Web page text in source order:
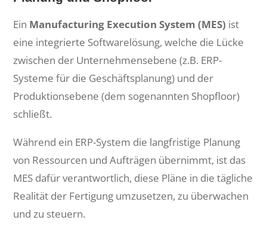
Ein Manufacturing Execution System (MES) ist
eine integrierte Softwarelösung, welche die Lücke
zwischen der Unternehmensebene (z.B. ERP-
Systeme für die Geschäftsplanung) und der
Produktionsebene (dem sogenannten Shopfloor)
schließt.
Während ein ERP-System die langfristige Planung
von Ressourcen und Aufträgen übernimmt, ist das
MES dafür verantwortlich, diese Pläne in die tägliche
Realität der Fertigung umzusetzen, zu überwachen
und zu steuern.